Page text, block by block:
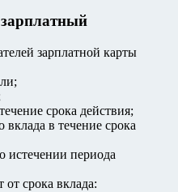
зарплатной карты
срока действия;
вклада в течение срока
истечении периода
от срока вклада: